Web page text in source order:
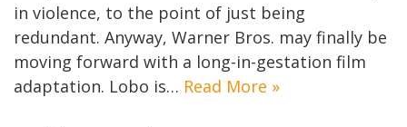
in violence, to the point of just being
redundant. Anyway, Warner Bros. may finally be
moving forward with a long-in-gestation film
adaptation. Lobo is… Read More »